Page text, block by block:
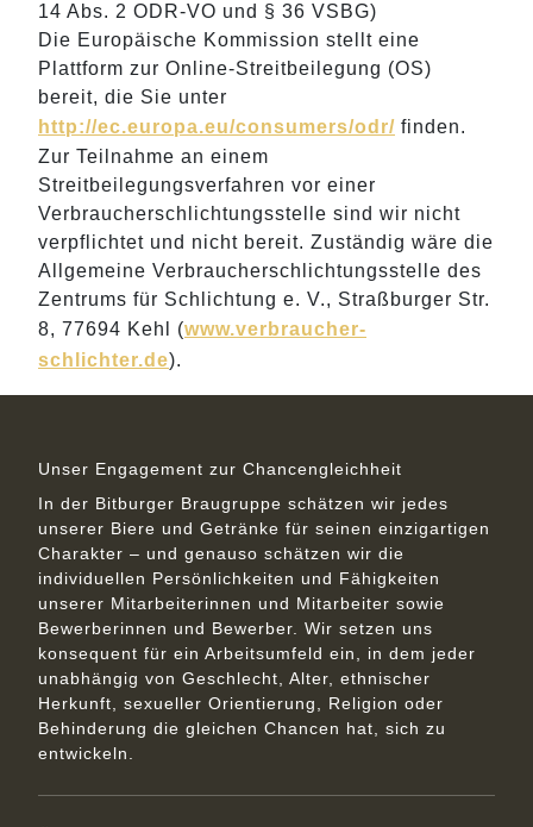
14 Abs. 2 ODR-VO und § 36 VSBG)
Die Europäische Kommission stellt eine
Plattform zur Online-Streitbeilegung (OS)
bereit, die Sie unter
http://ec.europa.eu/consumers/odr/ finden.
Zur Teilnahme an einem
Streitbeilegungsverfahren vor einer
Verbraucherschlichtungsstelle sind wir nicht
verpflichtet und nicht bereit. Zuständig wäre die
Allgemeine Verbraucherschlichtungsstelle des
Zentrums für Schlichtung e. V., Straßburger Str.
8, 77694 Kehl (www.verbraucher-
schlichter.de).
Unser Engagement zur Chancengleichheit
In der Bitburger Braugruppe schätzen wir jedes
unserer Biere und Getränke für seinen einzigartigen
Charakter – und genauso schätzen wir die
individuellen Persönlichkeiten und Fähigkeiten
unserer Mitarbeiterinnen und Mitarbeiter sowie
Bewerberinnen und Bewerber. Wir setzen uns
konsequent für ein Arbeitsumfeld ein, in dem jeder
unabhängig von Geschlecht, Alter, ethnischer
Herkunft, sexueller Orientierung, Religion oder
Behinderung die gleichen Chancen hat, sich zu
entwickeln.